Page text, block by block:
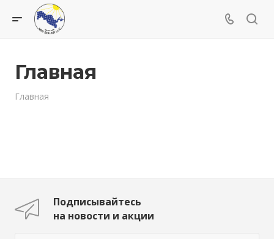
Главная
Главная
Подписывайтесь
на новости и акции